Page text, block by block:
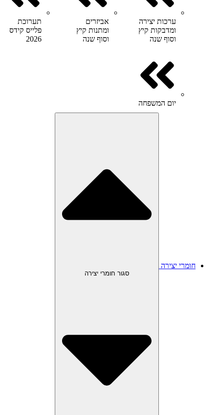
ערכות יצירה
ומדבקות קיץ
וסוף שנה
אביזרים
ומתנות קיץ
וסוף שנה
תערוכת
פלייס קידס
2026
יום המשפחה
חומרי יצירה
סגור חומרי יצירה